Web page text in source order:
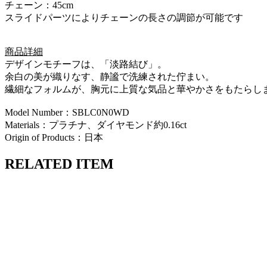
チェーン：45cm
スライドパーツによりチェーンの長さの調節が可能です
商品詳細
デザインモチーフは、「淡路結び」。
余白の美が織りなす、静謐で洗練された佇まい。
繊細なフォルムが、胸元に上質な気品と華やかさをもたらし
Model Number：SBLC0N0WD
Materials：プラチナ、ダイヤモンド約0.16ct
Origin of Products：日本
RELATED ITEM